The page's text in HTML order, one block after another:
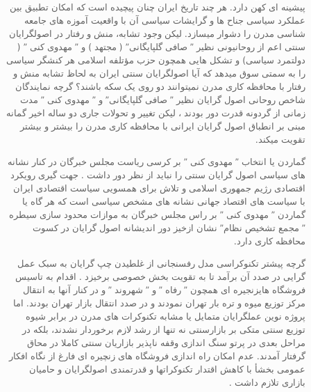
پیشینه ای کهن دارد. هر چند تاریخ ایران چنان پیچیده است که امکان تطبیق بین
عملکرد سیاسی جناح ها و گرایشات سیاسی آن با واقعیت آموزه های جامعه
شناسی مدرن را دشوار میسازد. لیکن وجود تشابه، منش و رفتار در اصولگرایان
سنتی اعم از روحانیونی نظیر ” صافی گلپایگانی” ( مجتهد ) و ” مهدوی کنی ” (
دولتمرد سیاسی) و تشکل هایی همچون حزب مؤتلفه اسلامی هر کنشگر سیاسی
را به سمتی سوق میدهد که آیا اصولگرایان سنتی ایران به لحاظ تشابه منش و
رفتار با محافظه کاری مدرن نمیتوانند دو روی یک سکه باشند؟ گرچه نمایندگان
شاخص روحانی اصول گرایان نظیر ” صافی گلپایگانی” و ” مهدوی کنی ” مدت
زمانی از گردونه قدرت دور بودند ، لیکن تغییر و تحولات جاری دو ساله اخیر گمانه
مبنی بر انطباق اصول گرایان ایرانی با محافظه کاری مدرن را بیشتر و بیشتر
تقویت میکند.
گماردن یا انتخاب ” مهدوی کنی ” بر کرسی ریاست مجلس خبرگان در کنار نشانه
های سیاسی اصول گرایان سنتی را نباید از نظر دور داشت . جهت گیری رویکرد
اقتصادی رژیم جمهوری اسلامی و تلاش برای همسویی سیاست اقتصادی ایران
با سیاست های اقتصاد جهانی نشانه های مشخص سیاسی است که هر گاه یا
گماردن ” مهدوی کنی ” بر راس مجلس خبرگان به موازات محدود سازی سیطره
” مجمع تشخیص نظام” نشان ازخیز دور اندیشانه اصول گرایان در کسوت
محافظه کاری دارد.
گرچه پیشتر تکنوکراسی مدل رفسنجانی از غلطیدن چپ گرایان به سبک عمل
گرایی در صدد آن برآمد تا به تقویت بخش خصوصی برخیزد . اقدام به تاسیس
فروشگاه هایزنجیره ای همچون ” رفاه ” و ” شهروند ” و در کنار آنها به انتقال
مرکز توزیع میوه و تره بار تهران نمودند و در صدد انتقال بازار تهران بودند. اما
پروژه نوین عملگرایان متمایل یا مشابه تکنوکرات های مدرن در برابر شیوه
توزیع سنتی متکی بر بازارسنتی نه تنها از رشد لازم برخوردار نشدند، بلکه در
مراحل بعدی در پرتو سنگ اندازی وقفه ناپذیر بازاریان سنتی کاملا در محاق
گرفتار آمدند. عدم امکان راه اندازی فروشگاه های زنچیره ای فارغ از نگاه افکار
عمومی بخشأ با کاهش اقتدار تکنوکراتها و قدرتمندی اصولگرایان و حامیان
بازاری تلازم داشت .